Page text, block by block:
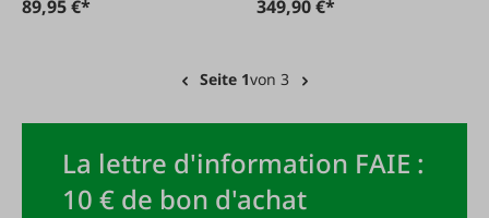
89,95 €* 349,90 €*
Seite 1von 3
La lettre d'information FAIE :
10 € de bon d'achat